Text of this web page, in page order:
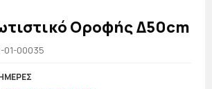
Οροφής Δ50cm
01-00035